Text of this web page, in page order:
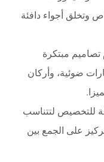
وتخلق أجواء دافئة
تصاميم مبتكرة
ضوئية، وأركان
للتخصيص لتتناسب
على الجمع بين